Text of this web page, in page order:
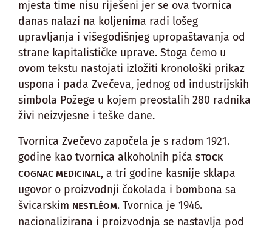
mjesta time nisu riješeni jer se ova tvornica
danas nalazi na koljenima radi lošeg
upravljanja i višegodišnjeg upropaštavanja od
strane kapitalističke uprave. Stoga ćemo u
ovom tekstu nastojati izložiti kronološki prikaz
uspona i pada Zvečeva, jednog od industrijskih
simbola Požege u kojem preostalih 280 radnika
živi neizvjesne i teške dane.
Tvornica Zvečevo započela je s radom 1921.
godine kao tvornica alkoholnih pića STOCK
COGNAC MEDICINAL, a tri godine kasnije sklapa
ugovor o proizvodnji čokolada i bombona sa
švicarskim NESTLÉOM. Tvornica je 1946.
nacionalizirana i proizvodnja se nastavlja pod